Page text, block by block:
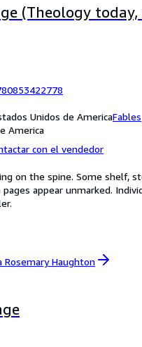
(Theology today,
Unidos de AmericaFables
America
con el vendedor
on the spine. Some shelf,
appear unmarked.
Rosemary Haughton